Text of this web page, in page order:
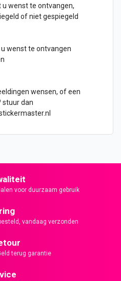
wenst te ontvangen,
of niet gespiegeld
wenst te ontvangen
wensen, of een
stuur dan
voor duurzaam gebruik
vandaag verzonden
terug garantie